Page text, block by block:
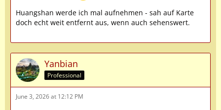
Huangshan werde ich mal aufnehmen - sah auf Karte
doch echt weit entfernt aus, wenn auch sehenswert.
Yanbian
Professional
June 3, 2026 at 12:12 PM